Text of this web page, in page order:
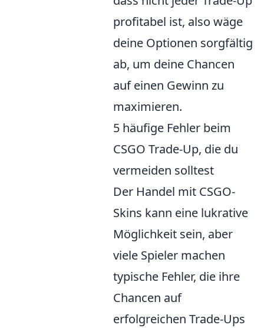
profitabel ist, also wäge
deine Optionen sorgfältig
ab, um deine Chancen
auf einen Gewinn zu
maximieren.
5 häufige Fehler beim
CSGO Trade-Up, die du
vermeiden solltest
Der Handel mit CSGO-
Skins kann eine lukrative
Möglichkeit sein, aber
viele Spieler machen
typische Fehler, die ihre
Chancen auf
erfolgreichen Trade-Ups